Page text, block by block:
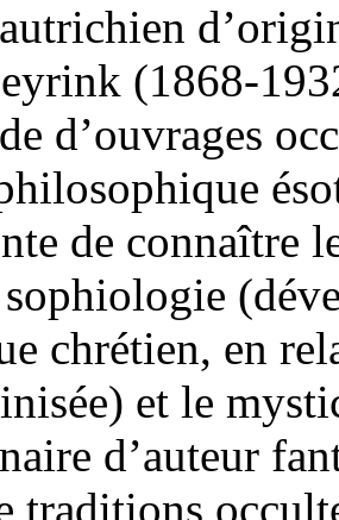
(1868-
d’ouvrages
de connaître
chrétien, en
et le
d’auteur
traditions